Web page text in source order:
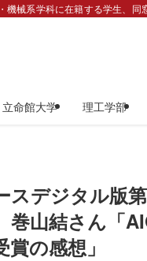
械系学科に在籍する学生、同
立命館大学 理工学部
スデジタル版
巻山結さん「
の感想」